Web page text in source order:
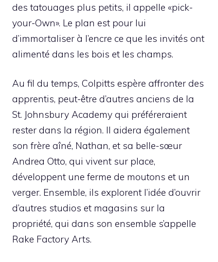
des tatouages ​​plus petits, il appelle «pick-
your-Own». Le plan est pour lui
d’immortaliser à l’encre ce que les invités ont
alimenté dans les bois et les champs.
Au fil du temps, Colpitts espère affronter des
apprentis, peut-être d’autres anciens de la
St. Johnsbury Academy qui préféreraient
rester dans la région. Il aidera également
son frère aîné, Nathan, et sa belle-sœur
Andrea Otto, qui vivent sur place,
développent une ferme de moutons et un
verger. Ensemble, ils explorent l’idée d’ouvrir
d’autres studios et magasins sur la
propriété, qui dans son ensemble s’appelle
Rake Factory Arts.